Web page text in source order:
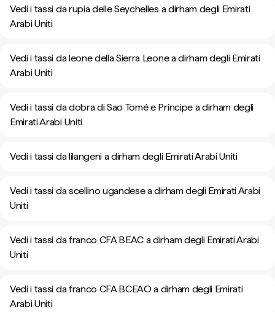
Vedi i tassi da rupia delle Seychelles a dirham degli Emirati
Arabi Uniti
Vedi i tassi da leone della Sierra Leone a dirham degli Emirati
Arabi Uniti
Vedi i tassi da dobra di Sao Tomé e Príncipe a dirham degli
Emirati Arabi Uniti
Vedi i tassi da lilangeni a dirham degli Emirati Arabi Uniti
Vedi i tassi da scellino ugandese a dirham degli Emirati Arabi
Uniti
Vedi i tassi da franco CFA BEAC a dirham degli Emirati Arabi
Uniti
Vedi i tassi da franco CFA BCEAO a dirham degli Emirati
Arabi Uniti